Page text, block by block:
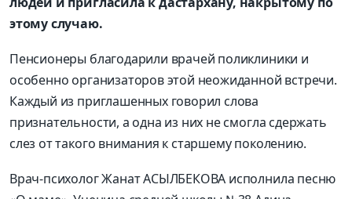
этому случаю.
Пенсионеры благодарили врачей поликлиники и
особенно организаторов этой неожиданной встречи.
Каждый из приглашенных говорил слова
признательности, а одна из них не смогла сдержать
слез от такого внимания к старшему поколению.
Врач-психолог Жанат АСЫЛБЕКОВА исполнила песню